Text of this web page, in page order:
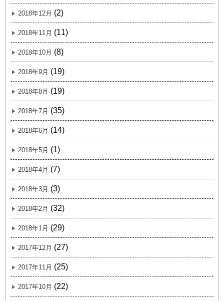
2018年12月 (2)
2018年11月 (11)
2018年10月 (8)
2018年9月 (19)
2018年8月 (19)
2018年7月 (35)
2018年6月 (14)
2018年5月 (1)
2018年4月 (7)
2018年3月 (3)
2018年2月 (32)
2018年1月 (29)
2017年12月 (27)
2017年11月 (25)
2017年10月 (22)